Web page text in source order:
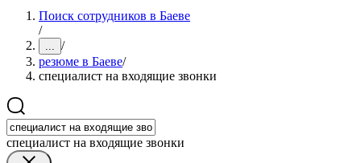
Поиск сотрудников в Баеве
/
... /
резюме в Баеве/
специалист на входящие звонки
специалист на входящие звонки